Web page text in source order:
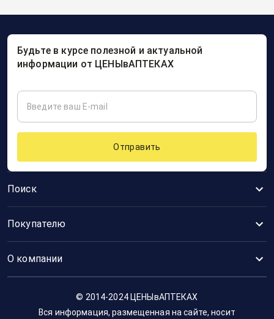
Поиск
Покупателю
О компании
Будьте в курсе полезной и актуальной
информации от ЦЕНЫвАПТЕКАХ
Отправить
© 2014-2024 ЦЕНЫвАПТЕКАХ
Вся информация, размещенная на сайте, носит